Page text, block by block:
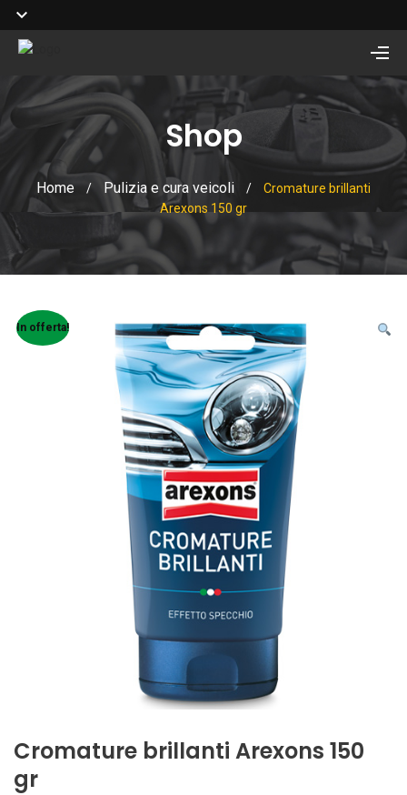
Shop
Home / Pulizia e cura veicoli /
Cromature brillanti
Arexons 150 gr
In offerta!
Cromature brillanti Arexons 150
gr